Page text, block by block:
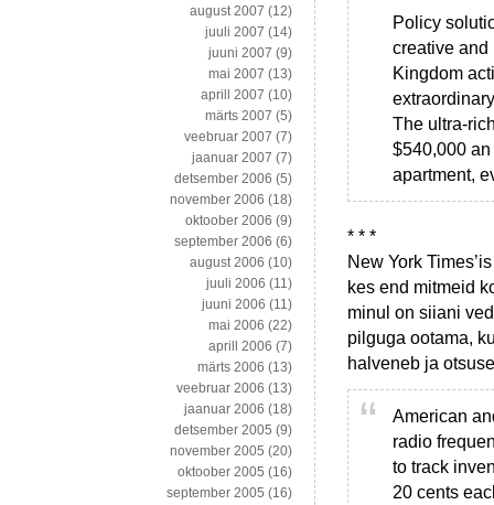
Policy
creative and
Kingdom
The ultra-
$540,000
apartment,
* * *
New York
kes end mitmeid
minul on siiani
pilguga ootama,
halveneb ja
American
radio
to track
20 cents
august 2007 (12)
juuli 2007 (14)
juuni 2007 (9)
mai 2007 (13)
aprill 2007 (10)
märts 2007 (5)
veebruar 2007 (7)
jaanuar 2007 (7)
detsember 2006 (5)
november 2006 (18)
oktoober 2006 (9)
september 2006 (6)
august 2006 (10)
juuli 2006 (11)
juuni 2006 (11)
mai 2006 (22)
aprill 2006 (7)
märts 2006 (13)
veebruar 2006 (13)
jaanuar 2006 (18)
detsember 2005 (9)
november 2005 (20)
oktoober 2005 (16)
september 2005 (16)